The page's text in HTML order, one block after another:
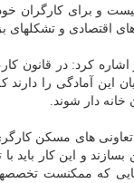
و برای کارگران
های اقتصادی و
کرد: در قانون
این آمادگی را دارند
خانه دار شوند.
تعاونی های مسکن
بسازند و این کار
هایی که ممکنست